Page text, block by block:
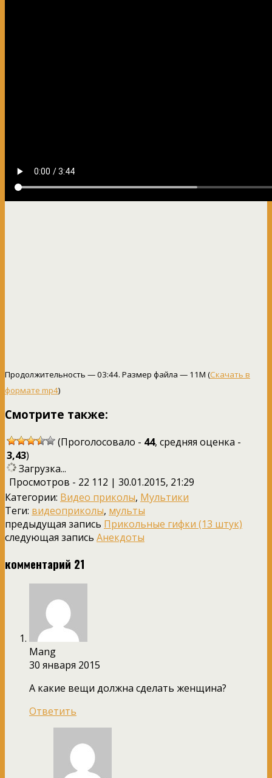
Продолжительность — 03:44. Размер файла — 11M (Скачать в
формате mp4)
Смотрите также:
(Проголосовало - 44, средняя оценка -
3,43)
Загрузка...
Просмотров - 22 112 | 30.01.2015, 21:29
Категории: Видео приколы, Мультики
Теги: видеоприколы, мульты
предыдущая запись Прикольные гифки (13 штук)
следующая запись Анекдоты
комментарий 21
Mang
30 января 2015
А какие вещи должна сделать женщина?
Ответить